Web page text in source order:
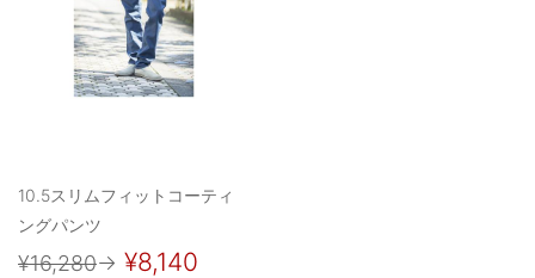
10.5スリムフィットコーティ
ングパンツ
¥16,280→ ¥8,140